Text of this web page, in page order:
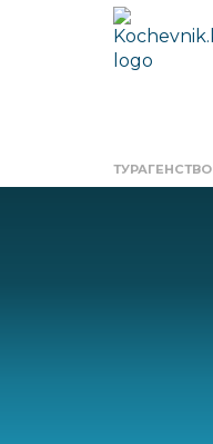
ТУРАГЕНСТВО